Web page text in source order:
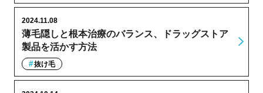
薄毛隠しと根本治療のバランス、ドラッグストア
製品を活かす方法
2024.11.08
抜け毛